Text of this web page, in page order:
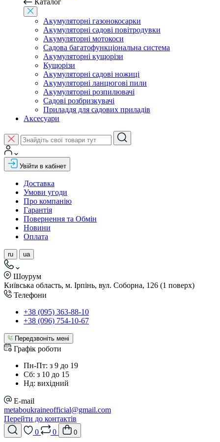
Каталог
Акумуляторні газонокосарки
Акумуляторні садові повітродувки
Акумуляторні мотокоси
Садова багатофункціональна система
Акумуляторні кущорізи
Кущорізи
Акумуляторні садові ножиці
Акумуляторні ланцюгові пили
Акумуляторні розпилювачі
Садові розбризкувачі
Приладдя для садових приладів
Аксесуари
Увійти в кабінет
Доставка
Умови угоди
Про компанію
Гарантія
Повернення та Обмін
Новини
Оплата
ru ua
Шоурум
Київська область, м. Ірпінь, вул. Соборна, 126 (1 поверх)
Телефони
+38 (095) 363-88-10
+38 (096) 754-10-67
Передзвоніть мені
Графік роботи
Пн-Пт: з 9 до 19
Сб: з 10 до 15
Нд: вихідний
E-mail
metaboukraineofficial@gmail.com
Перейти до контактів
0
0 0